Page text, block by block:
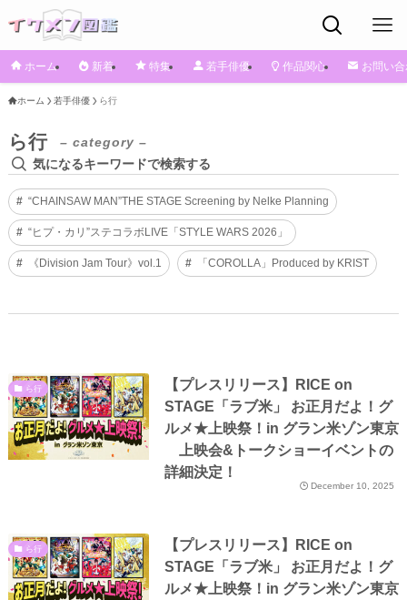
ホーム 新着 特集 若手俳優 作品関心 お問い
ホーム 若手俳優 ら行
ら行
– category –
気になるキーワードで検索する
“CHAINSAW MAN”THE STAGE Screening by Nelke Planning
“ヒプ・カリ”ステコラボLIVE「STYLE WARS 2026」
《Division Jam Tour》vol.1 「COROLLA」Produced by KRIST
ら行
【プレスリリース】RICE on
STAGE「ラブ米」 お正月だよ！グ
ルメ★上映祭！in グラン米ゾン東京
上映会&トークショーイベントの
詳細決定！
December 10, 2025
ら行
【プレスリリース】RICE on
STAGE「ラブ米」 お正月だよ！グ
ルメ★上映祭！in グラン米ゾン東京